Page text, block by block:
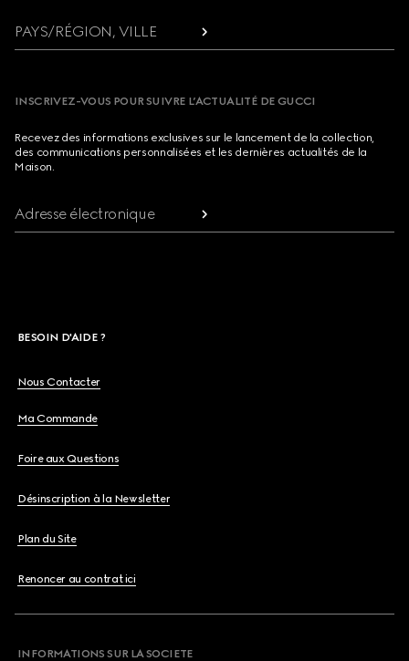
PAYS/RÉGION, VILLE
INSCRIVEZ-VOUS POUR SUIVRE L’ACTUALITÉ DE GUCCI
Recevez des informations exclusives sur le lancement de la collection,
des communications personnalisées et les dernières actualités de la
Maison.
Adresse électronique
BESOIN D'AIDE ?
Nous Contacter
Ma Commande
Foire aux Questions
Désinscription à la Newsletter
Plan du Site
Renoncer au contrat ici
INFORMATIONS SUR LA SOCIETE